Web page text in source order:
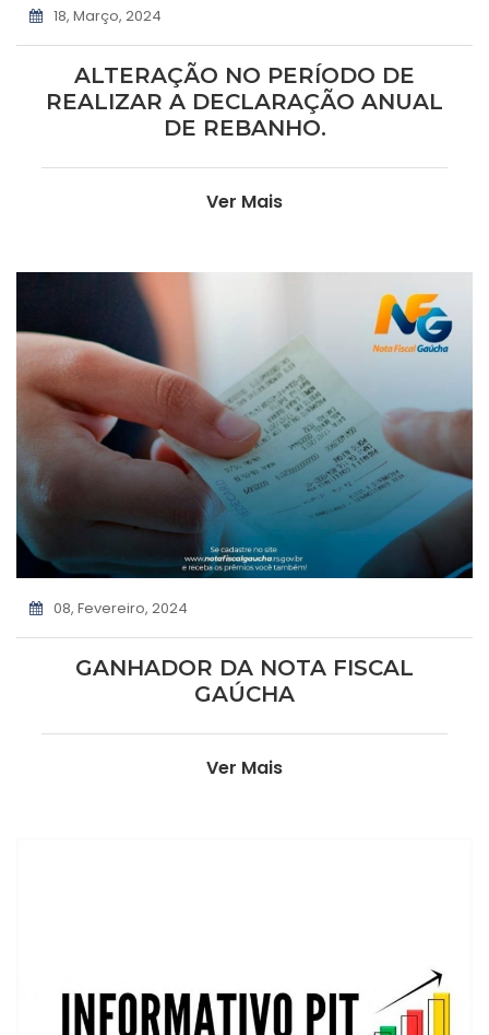
18, Março, 2024
ALTERAÇÃO NO PERÍODO DE
REALIZAR A DECLARAÇÃO ANUAL
DE REBANHO.
Ver Mais
08, Fevereiro, 2024
GANHADOR DA NOTA FISCAL
GAÚCHA
Ver Mais